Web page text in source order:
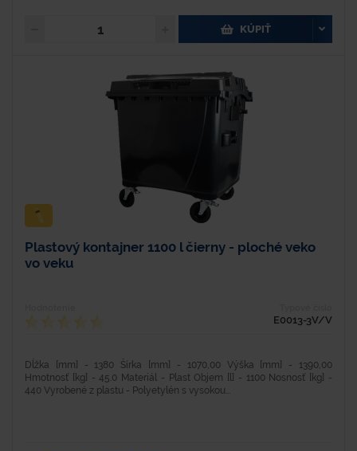
KÚPIŤ
Plastový kontajner 1100 l čierny - ploché veko
vo veku
E0013-3V/V
Dĺžka [mm] - 1380 Šírka [mm] - 1070,00 Výška [mm] - 1390,00
Hmotnosť [kg] - 45.0 Materiál - Plast Objem [l] - 1100 Nosnosť [kg] -
440 Vyrobené z plastu - Polyetylén s vysokou...